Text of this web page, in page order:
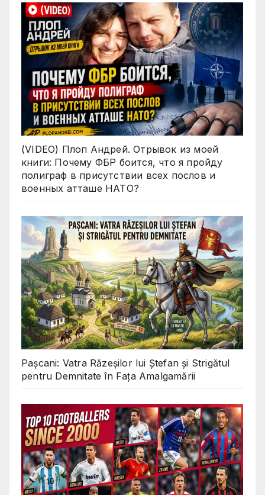
(VIDEO) Плоп Андрей. Отрывок из моей
книги: Почему ФБР боится, что я пройду
полиграф в присутствии всех послов и
военных атташе НАТО?
Pașcani: Vatra Răzeșilor lui Ștefan și Strigătul
pentru Demnitate în Fața Amalgamării